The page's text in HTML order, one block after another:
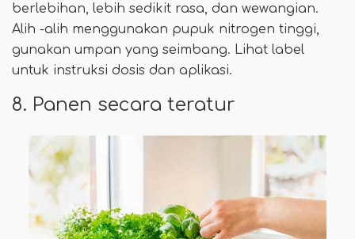
berlebihan, lebih sedikit rasa, dan wewangian.
Alih -alih menggunakan pupuk nitrogen tinggi,
gunakan umpan yang seimbang. Lihat label
untuk instruksi dosis dan aplikasi.
8. Panen secara teratur